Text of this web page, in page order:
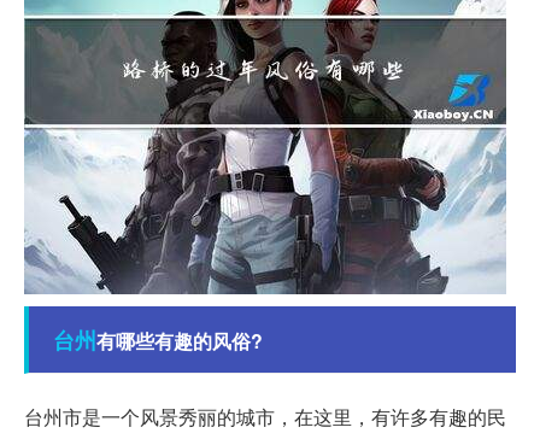
台州有哪些有趣的风俗?
台州市是一个风景秀丽的城市，在这里，有许多有趣的民